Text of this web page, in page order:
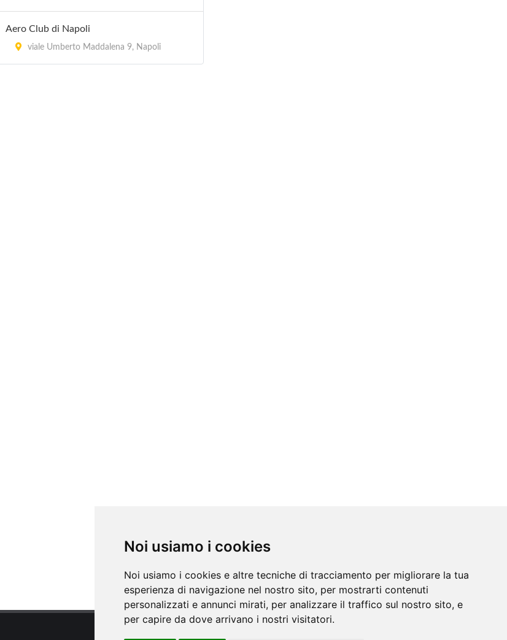
Noi usiamo i cookies
Noi usiamo i cookies e altre tecniche di tracciamento per migliorare la tua
esperienza di navigazione nel nostro sito, per mostrarti contenuti
personalizzati e annunci mirati, per analizzare il traffico sul nostro sito, e
per capire da dove arrivano i nostri visitatori.
Aero Club di Napoli
viale Umberto Maddalena 9, Napoli